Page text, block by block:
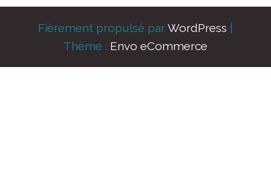
Fièrement propulsé parWordPress
Thème : Envo eCommerce